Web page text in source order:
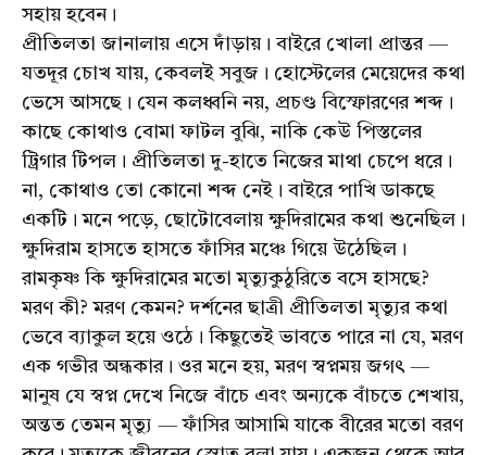
সহায় হবেন।
প্রীতিলতা জানালায় এসে দাঁড়ায়। বাইরে খোলা প্রান্তর —
যতদূর চোখ যায়, কেবলই সবুজ। হোস্টেলের মেয়েদের কথা
ভেসে আসছে। যেন কলধ্বনি নয়, প্রচণ্ড বিস্ফোরণের শব্দ।
কাছে কোথাও বোমা ফাটল বুঝি, নাকি কেউ পিস্তলের
ট্রিগার টিপল। প্রীতিলতা দু-হাতে নিজের মাথা চেপে ধরে।
না, কোথাও তো কোনো শব্দ নেই। বাইরে পাখি ডাকছে
একটি। মনে পড়ে, ছোটোবেলায় ক্ষুদিরামের কথা শুনেছিল।
ক্ষুদিরাম হাসতে হাসতে ফাঁসির মঞ্চে গিয়ে উঠেছিল।
রামকৃষ্ণ কি ক্ষুদিরামের মতো মৃত্যুকুঠুরিতে বসে হাসছে?
মরণ কী? মরণ কেমন? দর্শনের ছাত্রী প্রীতিলতা মৃত্যুর কথা
ভেবে ব্যাকুল হয়ে ওঠে। কিছুতেই ভাবতে পারে না যে, মরণ
এক গভীর অন্ধকার। ওর মনে হয়, মরণ স্বপ্নময় জগৎ —
মানুষ যে স্বপ্ন দেখে নিজে বাঁচে এবং অন্যকে বাঁচতে শেখায়,
অন্তত তেমন মৃত্যু — ফাঁসির আসামি যাকে বীরের মতো বরণ